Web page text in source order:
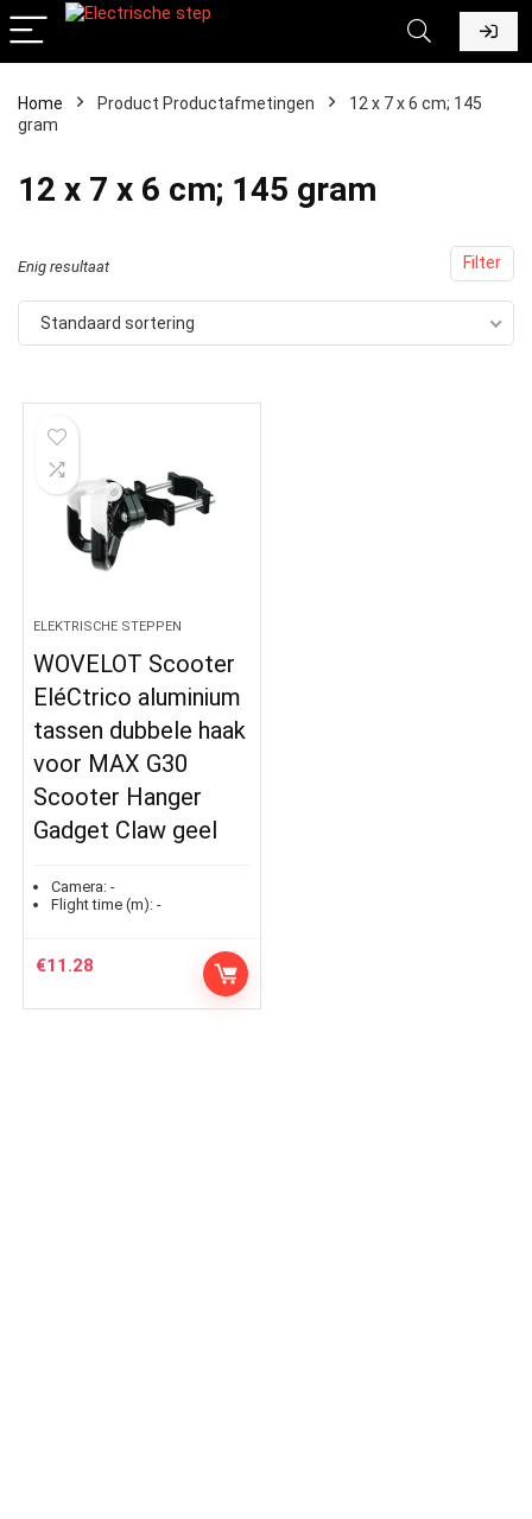
Home Product Productafmetingen
‎12 x 7 x 6 cm; 145
gram
‎12 x 7 x 6 cm; 145 gram
Filter
Enig resultaat
Standaard sortering
ELEKTRISCHE STEPPEN
WOVELOT Scooter
EléCtrico aluminium
tassen dubbele haak
voor MAX G30
Scooter Hanger
Gadget Claw geel
Camera: -
Flight time (m): -
€11.28